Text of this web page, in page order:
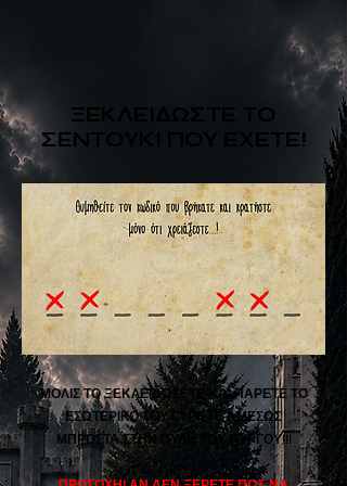
ΞΕΚΛΕΙΔΩΣΤΕ ΤΟ
ΣΕΝΤΟΥΚΙ ΠΟΥ ΕΧΕΤΕ!
ΜΟΛΙΣ ΤΟ ΞΕΚΛΕΙΔΩΣΕΤΕ ΚΑΙ ΠΑΡΕΤΕ ΤΟ
ΕΣΩΤΕΡΙΚΟ ΤΟΥ ΓΥΡΙΣΤΕ ΑΜΕΣΩΣ
ΜΠΡΟΣΤΑ ΣΤΗΝ ΠΥΛΗ ΤΟΥ ΠΥΡΓΟΥ!!!